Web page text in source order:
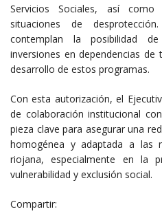
Servicios Sociales, así
situaciones de
contemplan la posibilidad
inversiones en dependencias
desarrollo de estos programas.
Con esta autorización, el
de colaboración institucional
pieza clave para asegurar una
homogénea y adaptada a las
riojana, especialmente en la
vulnerabilidad y exclusión social.
Compartir: